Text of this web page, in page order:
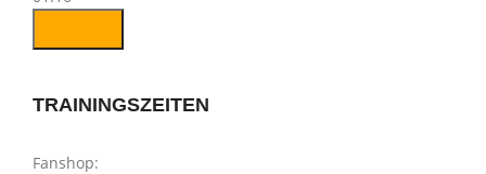
TRAININGSZEITEN
Fanshop: